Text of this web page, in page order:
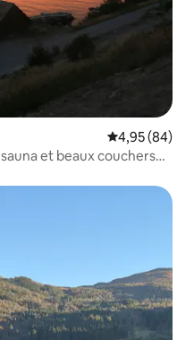
Note
4,95 (84)
et beaux couchers